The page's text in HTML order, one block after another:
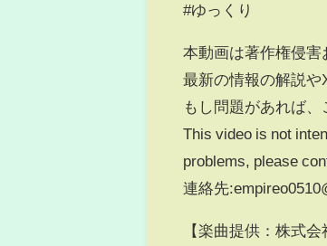
#ゆっくり
本動画は著作権侵害
最新の情報の解説や
もし問題があれば
This video is not
problems, please
連絡先
【楽曲提供：株式会